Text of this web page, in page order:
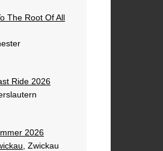
The Root Of All
Ride 2026
2026
, Zwickau